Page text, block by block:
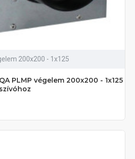
200x200 - 1x125
PLMP végelem 200x200 - 1x125